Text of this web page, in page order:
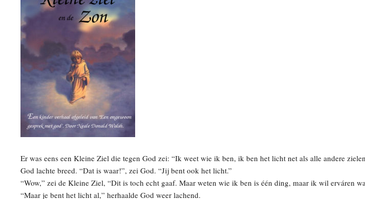
Er was eens een Kleine Ziel die tegen God zei: “Ik weet wie ik ben, ik ben het licht net als alle andere
God lachte breed. “Dat is waar!”, zei God. “Jij bent ook het licht.”
“Wow,” zei de Kleine Ziel, “Dit is toch echt gaaf. Maar weten wie ik ben is één ding, maar ik wil erváren
“Maar je bent het licht al,” herhaalde God weer lachend.